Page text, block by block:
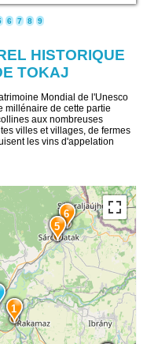
6 7 8 9
HISTORIQUE
TOKAJ
Mondial de l'Unesco
millénaire de cette partie
aux nombreuses
villes et villages, de fermes
les vins d'appelation
6
5
1